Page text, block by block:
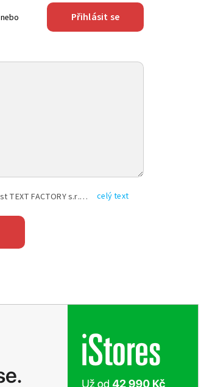
nebo Přihlásit se
Vyplněním shora uvedených údajů beru na vědomí, že společnost TEXT FACTORY s.r.o., sídlem Brno, Durďákova 336/29, Černá Pole, PSČ: 613 00, IČ: 06157831, zapsané u Krajského soudu v Brně, oddíl C, vložka 100399, bude zpracovávat mé osobní údaje uvedené v rámci mnou vyplněného registračního formuláře na základě oprávněných zájmů TEXT FACTORY s.r.o. dle čl. 6 odst. 1 písm. f) GDPR a pro splnění právních povinností (čl. 6 odst. 1 písm. c) GDPR), a to pro tyto účely: nezbytnost zajistit oprávnění návštěvníka webových stránek provozovaných společností TEXT FACTORY s.r.o. přispívat aktivně ke zveřejněným článkům nebo v rámci diskusních fór a výkon práv TEXT FACTORY s.r.o. jako administrátora těchto diskusních fór. Více informací o zpracování osobních údajů a právech lze nalézt v celý text